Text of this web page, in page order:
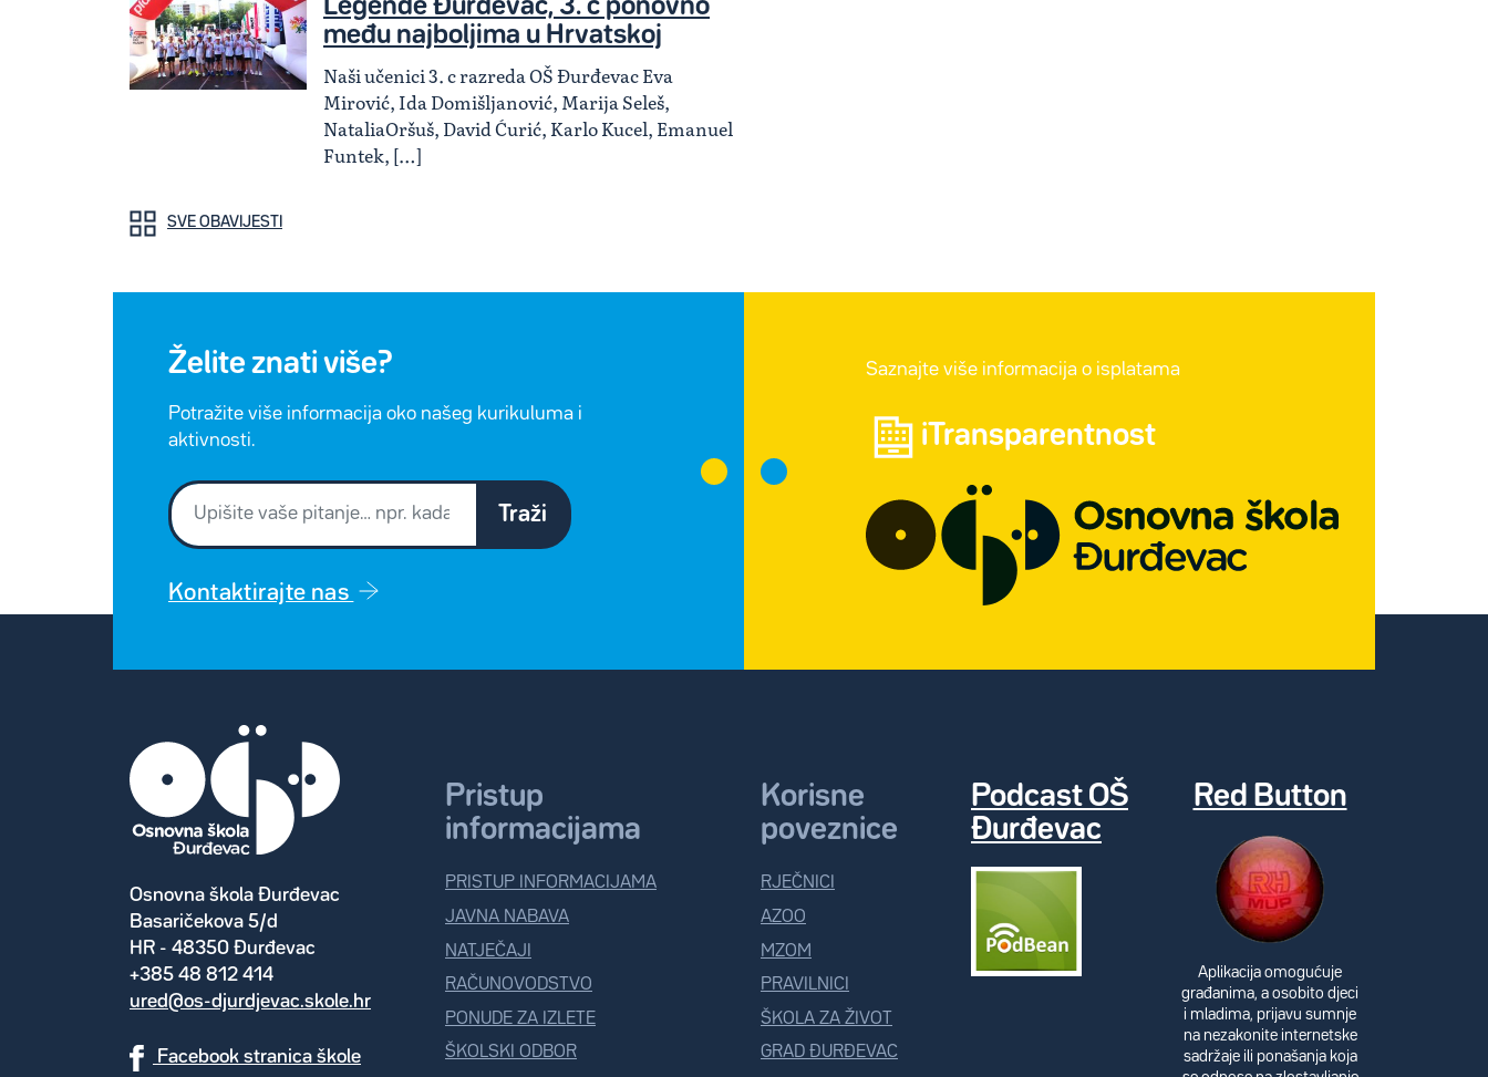
Legende Đurđevac, 3. c ponovno
među najboljima u Hrvatskoj
Naši učenici 3. c razreda OŠ Đurđevac Eva
Mirović, Ida Domišljanović, Marija Seleš,
NataliaOršuš, David Ćurić, Karlo Kucel, Emanuel
Funtek, […]
SVE OBAVIJESTI
Želite znati više?
Potražite više informacija oko našeg kurikuluma i
aktivnosti.
Traži
Kontaktirajte nas
Saznajte više informacija o isplatama
iTransparentnost
Osnovna škola Đurđevac
Basaričekova 5/d
HR - 48350 Đurđevac
+385 48 812 414
ured@os-djurdjevac.skole.hr
Facebook stranica škole
Pristup
informacijama
PRISTUP INFORMACIJAMA
JAVNA NABAVA
NATJEČAJI
RAČUNOVODSTVO
PONUDE ZA IZLETE
ŠKOLSKI ODBOR
Korisne
poveznice
RJEČNICI
AZOO
MZOM
PRAVILNICI
ŠKOLA ZA ŽIVOT
GRAD ĐURĐEVAC
Podcast OŠ
Đurđevac
Red Button
Aplikacija omogućuje
građanima, a osobito djeci
i mladima, prijavu sumnje
na nezakonite internetske
sadržaje ili ponašanja koja